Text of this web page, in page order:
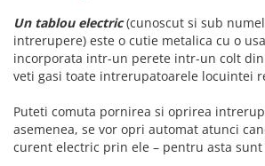
Panasonic Arkedia Slim
Aparataj Modular
Bticino Living NOW
Bticino AXOLUTE AIR
Gama Gewiss System
Gama Matix Bticino
Un tablou electric(cunoscut si sub
intrerupere) este o cutie metalica cu o
incorporata intr-un perete intr-un colt
veti gasi toate intrerupatoarele locuintei
Puteti comuta pornirea si oprirea
asemenea, se vor opri automat atunci
curent electric prin ele – pentru asta sunt